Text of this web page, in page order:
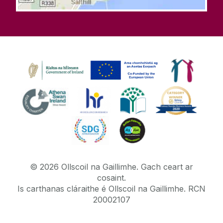
© 2026 Ollscoil na Gaillimhe. Gach ceart ar
cosaint.
Is carthanas cláraithe é Ollscoil na Gaillimhe. RCN
20002107